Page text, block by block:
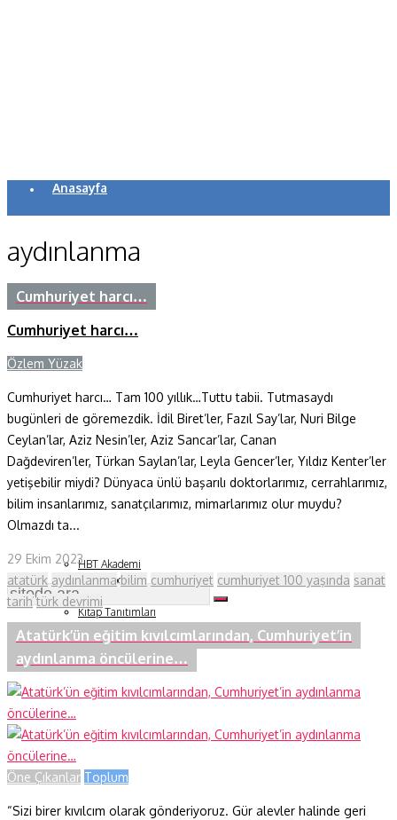
Anasayfa
Yazarlar
Makaleler
Dergi Sayıları
Yaşam Bilimleri
Sağlık
Fizik ve Uzay
Gezegenimiz
Teknoyaşam
HBT Akademi
Bilim Çocuk
Soru ve Yanıt
Kitap Tanıtımları
Tartışma
Duyuru ve Etkinlikler
Konu Listesi
aydınlanma
Cumhuriyet harcı…
Cumhuriyet harcı…
Özlem Yüzak
Cumhuriyet harcı… Tam 100 yıllık…Tuttu tabii. Tutmasaydı
bugünleri de göremezdik. İdil Biret’ler, Fazıl Say’lar, Nuri Bilge
Ceylan’lar, Aziz Nesin’ler, Aziz Sancar’lar, Canan
Dağdeviren’ler, Türkan Saylan’lar, Leyla Gencer’ler, Yıldız Kenter’ler
yetişebilir miydi? Dünyaca ünlü başarılı doktorlarımız, cerrahlarımız,
bilim insanlarımız, sanatçılarımız, mimarlarımız olur muydu?
Olmazdı ta...
29 Ekim 2023
atatürk aydınlanma bilim cumhuriyet cumhuriyet 100 yaşında sanat
tarih türk devrimi
Atatürk’ün eğitim kıvılcımlarından, Cumhuriyet’in
aydınlanma öncülerine…
Öne Çıkanlar Toplum
“Sizi birer kıvılcım olarak gönderiyoruz. Gür alevler halinde geri